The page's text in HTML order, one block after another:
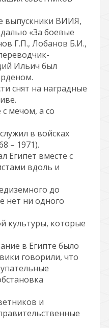
выпускники ВИИЯ,
«За боевые
Г.П., Лобанов Б.И.,
Ильич был
снят на наградные
мечом, а со
в войсках
– 1971).
Египет вместе с
вдоль и
до
нет ни одного
культуры, которые
в Египте было
говорили, что
и